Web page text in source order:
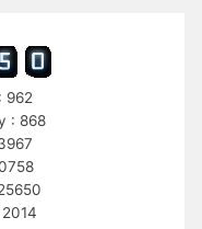
962
: 868